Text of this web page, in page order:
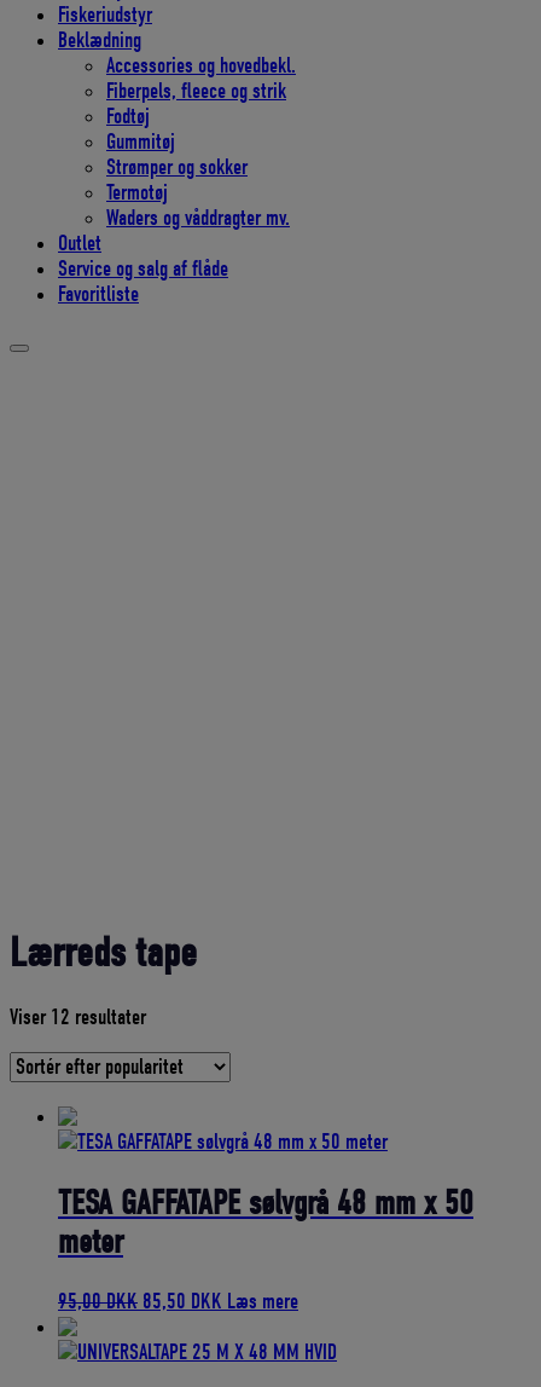
Fiskeriudstyr
Beklædning
Accessories og hovedbekl.
Fiberpels, fleece og strik
Fodtøj
Gummitøj
Strømper og sokker
Termotøj
Waders og våddragter mv.
Outlet
Service og salg af flåde
Favoritliste
Lærreds tape
Viser 12 resultaterSorteret
gennemsnitlig
TESA GAFFATAPE sølvgrå 48 mm x 50
meter
95,00DKK Den
pris
85,50 DKK Den
pris
Læs mere